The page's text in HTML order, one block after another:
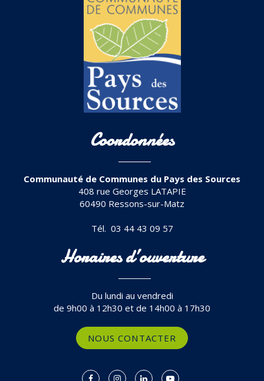
Coordonnées
Communauté de Communes du Pays des Sources
408 rue Georges LATAPIE
60490 Ressons-sur-Matz
Tél. 03 44 43 09 57
Horaires d’ouverture
Du lundi au vendredi
de 9h00 à 12h30 et de 14h00 à 17h30
NOUS CONTACTER